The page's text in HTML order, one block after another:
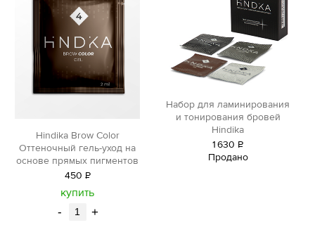
Hindika Brow Color
Оттеночный гель-уход на
основе прямых пигментов
450 Р
уб.
купить
- +
Набор для ламинирования
и тонирования бровей
Hindika
1630 Р
уб.
Продано